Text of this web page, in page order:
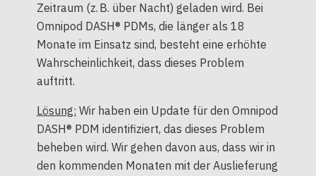
Zeitraum (z. B. über Nacht) geladen wird. Bei
Omnipod DASH® PDMs, die länger als 18
Monate im Einsatz sind, besteht eine erhöhte
Wahrscheinlichkeit, dass dieses Problem
auftritt.
Lösung: Wir haben ein Update für den Omnipod
DASH® PDM identifiziert, das dieses Problem
beheben wird. Wir gehen davon aus, dass wir in
den kommenden Monaten mit der Auslieferung